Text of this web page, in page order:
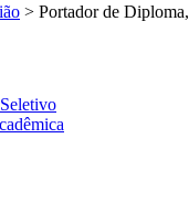
> Portador de